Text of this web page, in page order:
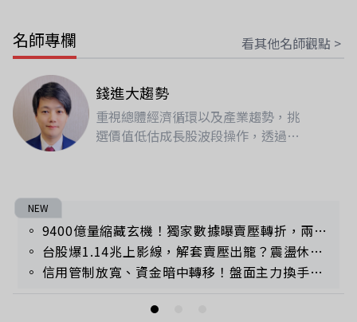
名師專欄 看其他名師觀點 >
錢進大趨勢
重視總體經濟循環以及產業趨勢，挑
選價值低估成長股波段操作，透過獨
。 9400億量縮藏玄機！獨家數據曝賣壓轉折，兩大霸主營收創高「這時機」發動？
。 台股爆1.14兆上影線，解套賣壓出籠？震盪休整期「這產業」浮現分批卡位契機！
。 信用管制放寬、資金暗中轉移！盤面主力換手，下一波評價修復行情在這裡
NEW